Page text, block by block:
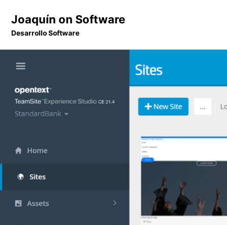
Joaquín on Software
Desarrollo Software